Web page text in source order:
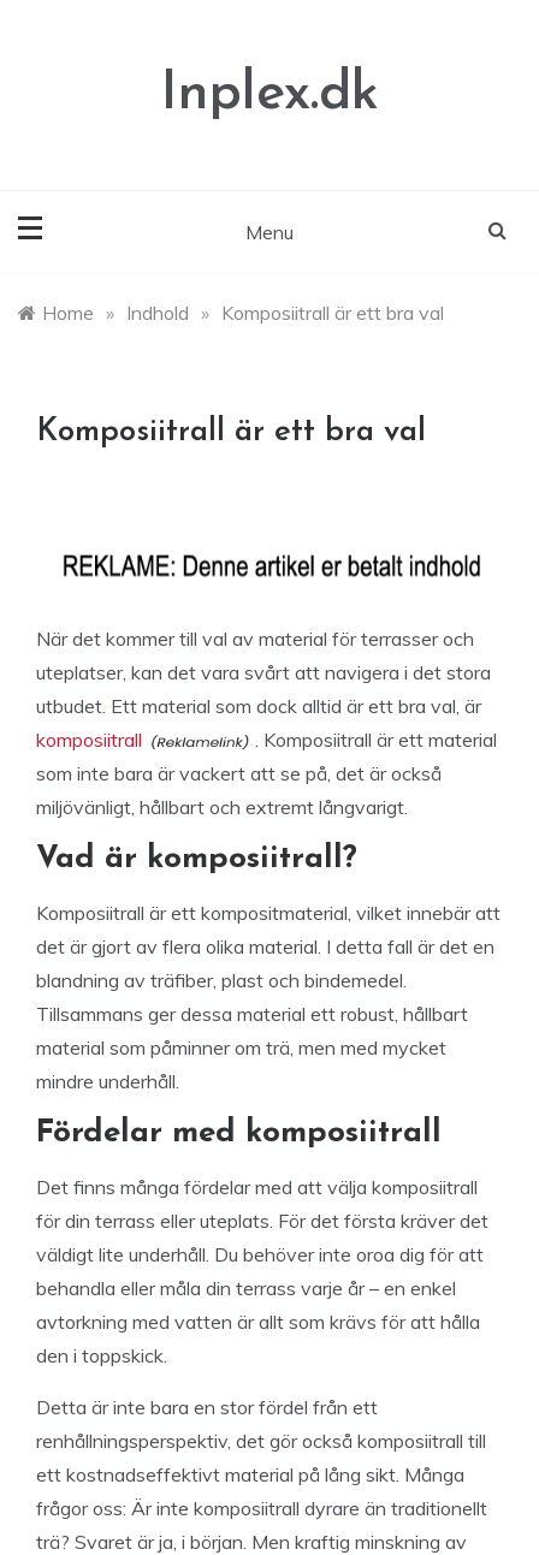
Inplex.dk
Menu
Home » Indhold » Komposiitrall är ett bra val
Komposiitrall är ett bra val
När det kommer till val av material för terrasser och
uteplatser, kan det vara svårt att navigera i det stora
utbudet. Ett material som dock alltid är ett bra val, är
komposiitrall
. Komposiitrall är ett material
som inte bara är vackert att se på, det är också
miljövänligt, hållbart och extremt långvarigt.
Vad är komposiitrall?
Komposiitrall är ett kompositmaterial, vilket innebär att
det är gjort av flera olika material. I detta fall är det en
blandning av träfiber, plast och bindemedel.
Tillsammans ger dessa material ett robust, hållbart
material som påminner om trä, men med mycket
mindre underhåll.
Fördelar med komposiitrall
Det finns många fördelar med att välja komposiitrall
för din terrass eller uteplats. För det första kräver det
väldigt lite underhåll. Du behöver inte oroa dig för att
behandla eller måla din terrass varje år – en enkel
avtorkning med vatten är allt som krävs för att hålla
den i toppskick.
Detta är inte bara en stor fördel från ett
renhållningsperspektiv, det gör också komposiitrall till
ett kostnadseffektivt material på lång sikt. Många
frågor oss: Är inte komposiitrall dyrare än traditionellt
trä? Svaret är ja, i början. Men kraftig minskning av